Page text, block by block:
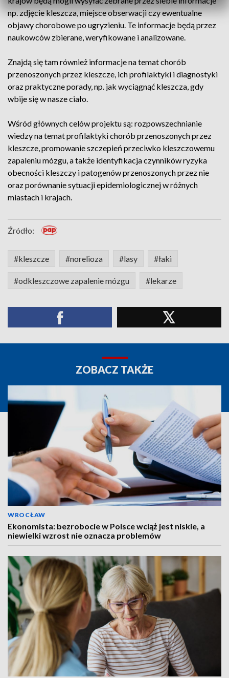
np. zdjęcie kleszcza, miejsce obserwacji czy ewentualne
objawy chorobowe po ugryzieniu. Te informacje będą przez
naukowców zbierane, weryfikowane i analizowane.
Znajdą się tam również informacje na temat chorób
przenoszonych przez kleszcze, ich profilaktyki i diagnostyki
oraz praktyczne porady, np. jak wyciągnąć kleszcza, gdy
wbije się w nasze ciało.
Wśród głównych celów projektu są: rozpowszechnianie
wiedzy na temat profilaktyki chorób przenoszonych przez
kleszcze, promowanie szczepień przeciwko kleszczowemu
zapaleniu mózgu, a także identyfikacja czynników ryzyka
obecności kleszczy i patogenów przenoszonych przez nie
oraz porównanie sytuacji epidemiologicznej w różnych
miastach i krajach.
Źródło:
#kleszcze #norelioza #lasy #łaki
#odkleszczowe zapalenie mózgu #lekarze
ZOBACZ TAKŻE
WROCŁAW
Ekonomista: bezrobocie w Polsce wciąż jest niskie, a
niewielki wzrost nie oznacza problemów